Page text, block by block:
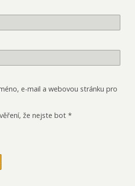
e-mail a webovou stránku pro
že nejste bot *